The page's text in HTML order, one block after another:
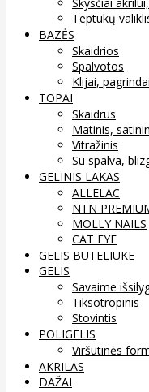
Teptukų
BAZĖS
Skaidrios
Spalvotos
Klijai,
TOPAI
Skaidrus
Matinis,
Vitražinis
Su spalva,
GELINIS LAKAS
ALLELAC
NTN
MOLLY NAILS
CAT EYE
GELIS BUTELIUKE
GELIS
Savaime
Tiksotropinis
Stovintis
POLIGELIS
Viršutinės
AKRILAS
DAŽAI